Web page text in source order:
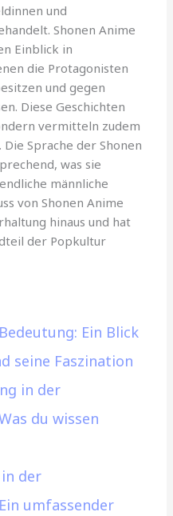
und
Shonen Anime
Einblick in
die Protagonisten
und gegen
Diese Geschichten
vermitteln zudem
Sprache der Shonen
was sie
männliche
von Shonen Anime
hinaus und hat
der Popkultur
Ein Blick
seine Faszination
in der
du wissen
der
umfassender